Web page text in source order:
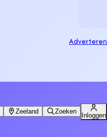
Adverteren
Zeeland Zoeken
Inloggen